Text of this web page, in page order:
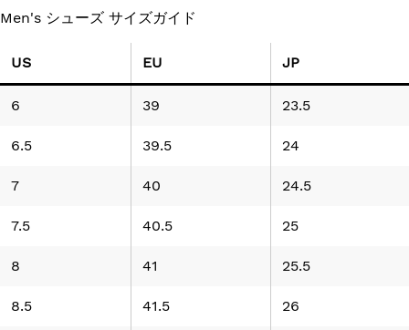
Men's シューズ サイズガイド
US EU JP
6 39 23.5
6.5 39.5 24
7 40 24.5
7.5 40.5 25
8 41 25.5
8.5 41.5 26